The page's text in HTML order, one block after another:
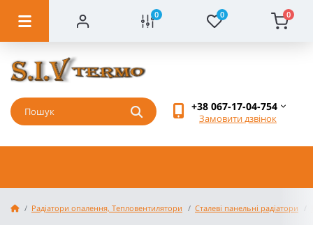
0 0 0
+38 067-17-04-754
Замовити дзвінок
Радіатори опалення, Тепловентилятори Сталеві панельні радіатори